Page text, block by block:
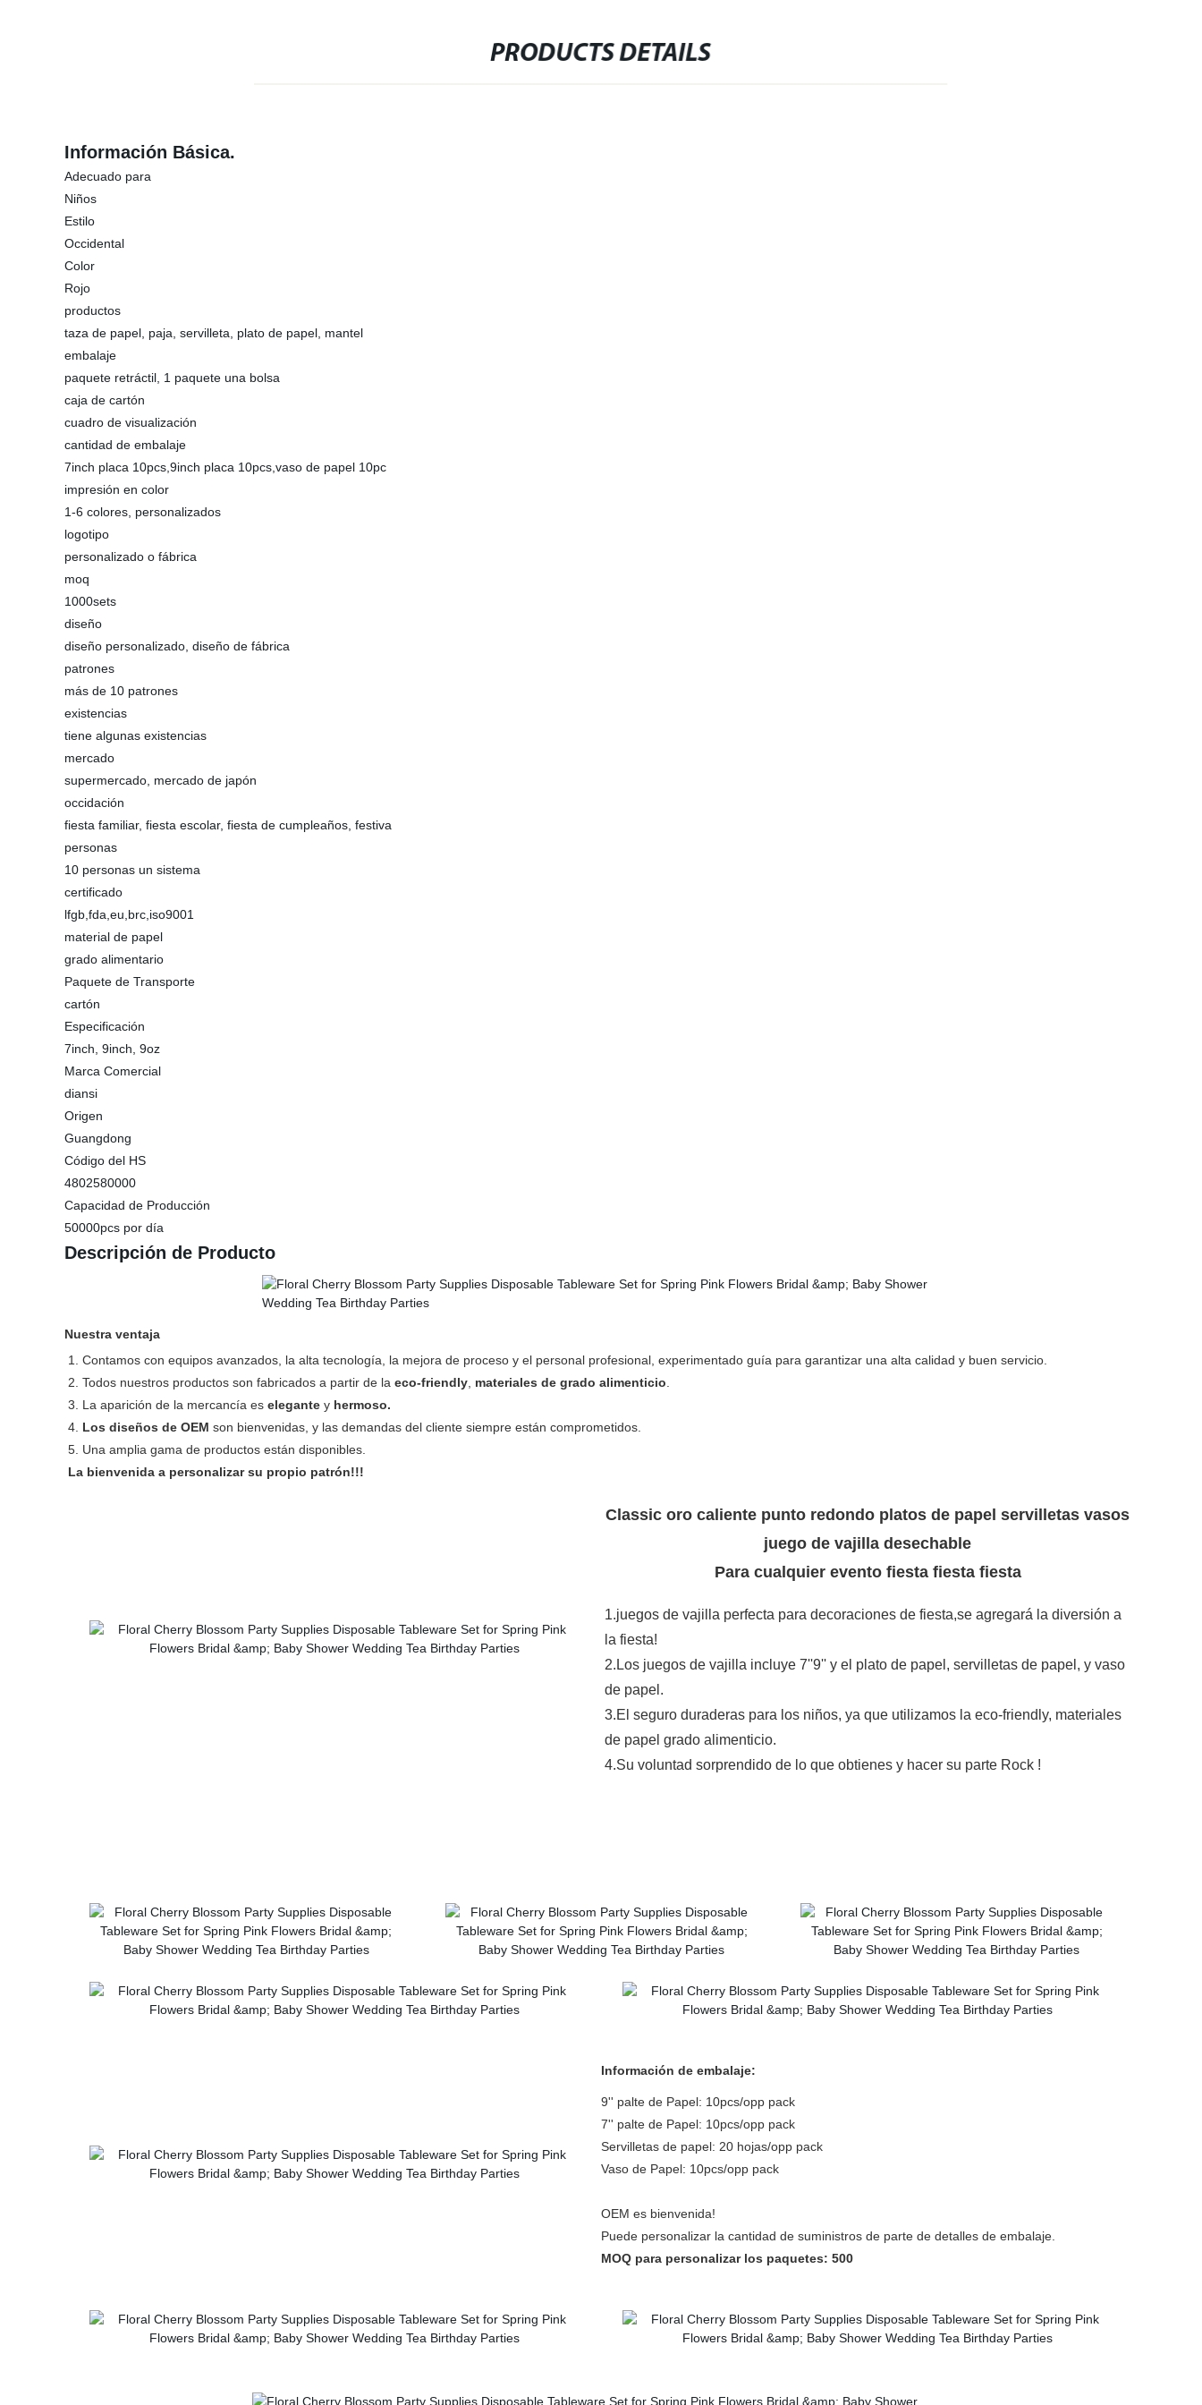
PRODUCTS DETAILS
Información Básica.
Adecuado para
Niños
Estilo
Occidental
Color
Rojo
productos
taza de papel, paja, servilleta, plato de papel, mantel
embalaje
paquete retráctil, 1 paquete una bolsa
caja de cartón
cuadro de visualización
cantidad de embalaje
7inch placa 10pcs,9inch placa 10pcs,vaso de papel 10pc
impresión en color
1-6 colores, personalizados
logotipo
personalizado o fábrica
moq
1000sets
diseño
diseño personalizado, diseño de fábrica
patrones
más de 10 patrones
existencias
tiene algunas existencias
mercado
supermercado, mercado de japón
occidación
fiesta familiar, fiesta escolar, fiesta de cumpleaños, festiva
personas
10 personas un sistema
certificado
lfgb,fda,eu,brc,iso9001
material de papel
grado alimentario
Paquete de Transporte
cartón
Especificación
7inch, 9inch, 9oz
Marca Comercial
diansi
Origen
Guangdong
Código del HS
4802580000
Capacidad de Producción
50000pcs por día
Descripción de Producto
Nuestra ventaja
1. Contamos con equipos avanzados, la alta tecnología, la mejora de proceso y el personal profesional, experimentado guía para garantizar una alta calidad y buen servicio.
2. Todos nuestros productos son fabricados a partir de la eco-friendly materiales de grado alimenticio
3. La aparición de la mercancía es elegante y hermoso.
4. Los diseños de OEM son bienvenidas, y las demandas del cliente siempre están comprometidos.
5. Una amplia gama de productos están disponibles.
La bienvenida a personalizar su propio patrón!!!
Classic oro caliente punto redondo platos de papel servilletas vasos
juego de vajilla desechable
Para cualquier evento fiestafiesta fiesta
1.juegos de vajilla perfecta para decoraciones de fiesta,se agregará la diversión a
la fiesta!
2.Los juegos de vajilla incluye 7''9'' y el plato de papel, servilletas de papel, y vaso
de papel.
3.El seguro duraderas para los niños, ya que utilizamos la eco-friendly, materiales
de papel grado alimenticio.
4.Su voluntad sorprendido de lo que obtienes y hacer su parte Rock !
Información de embalaje:
9'' palte de Papel: 10pcs/opp pack
7'' palte de Papel: 10pcs/opp pack
Servilletas de papel: 20 hojas/opp pack
Vaso de Papel: 10pcs/opp pack
OEM es bienvenida!
Puede personalizar la cantidad de suministros de parte de detalles de embalaje.
MOQ para personalizarlos paquetes: 500